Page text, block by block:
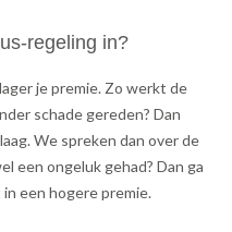
regeling in?
je premie. Zo werkt de
schade gereden? Dan
We spreken dan over de
een ongeluk gehad? Dan ga
een hogere premie.